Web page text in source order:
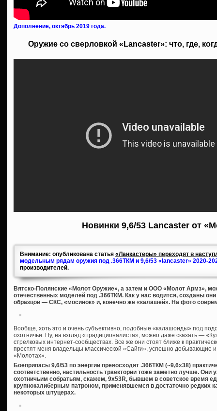
Дополнение, октябрь 2019 года.
Оружие со сверловкой «Lancaster»: что, где,
Новинки 9,6/53 Lancaster от
Внимание: опубликована статья «Ланкастеры» переходят в
модельным рядам оружия под .366ТКМ и 9,6/53 «lancaster» 2020-
производителей.
Вятско-Полянские «Молот Оружие», а затем и ООО «Молот Армз»,
отечественных моделей под .366ТКМ. Как у нас водится, созданы
образцов — СКС, «мосинок» и, конечно же «калашей». На фото
Вообще, хоть это и очень субъективно, подобные «калашоиды» под
охотничьи. Ну, на взгляд «традиционалиста», можно даже сказать —
стрелковых интернет-сообществах. Все же они стоят ближе к
простят меня владельцы классической «Сайги», успешно добывающие
«Молотах».
Боеприпасы 9,6/53 по энергии превосходят .366ТКМ (~9,6х38)
соответственно, настильность траектории тоже заметно лучше. Они
охотничьим собратьям, скажем, 9х53R, бывшем в советское время
крупнокалиберным патроном, применявшемся в достаточно редких
некоторых штуцерах.